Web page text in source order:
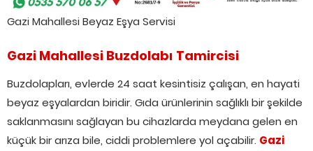
Gazi Mahallesi Beyaz Eşya Servisi
Gazi Mahallesi Buzdolabı Tamircisi
Buzdolapları, evlerde 24 saat kesintisiz çalışan, en hayati
beyaz eşyalardan biridir. Gıda ürünlerinin sağlıklı bir şekilde
saklanmasını sağlayan bu cihazlarda meydana gelen en
küçük bir arıza bile, ciddi problemlere yol açabilir. Gazi